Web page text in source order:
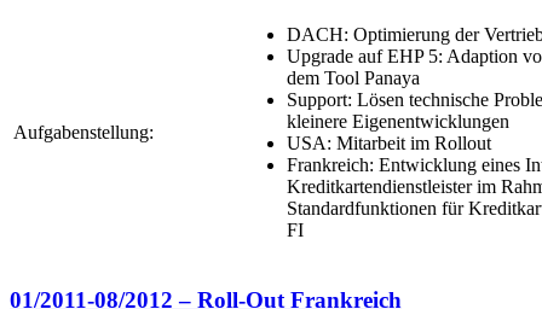
Aufgabenstellung:
DACH: Optimierung der
Upgrade auf EHP 5: Adaption
dem Tool Panaya
Support: Lösen technische
kleinere Eigenentwicklungen
USA: Mitarbeit im Rollout
Frankreich: Entwicklung eines
Kreditkartendienstleister im
Standardfunktionen für
FI
01/2011-08/2012 – Roll-Out Frankreich